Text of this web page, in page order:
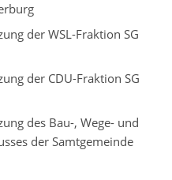
der WSL-Fraktion SG
der CDU-Fraktion SG
des Bau-, Wege- und
der Samtgemeinde